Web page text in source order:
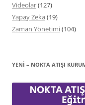
Videolar(127)
Yapay Zeka (19)
Zaman Yönetimi(104)
YENİ – NOKTA ATIŞI